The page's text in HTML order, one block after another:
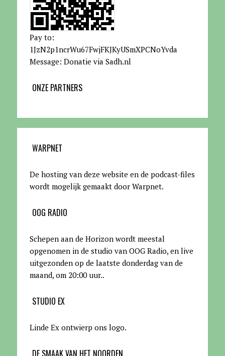
Pay to:
1JzN2p1ncrWu67FwjFKJKyUSmXPCNoYvda
Message: Donatie via Sadh.nl
ONZE PARTNERS
WARPNET
De hosting van deze website en de podcast-files
wordt mogelijk gemaakt door Warpnet.
OOG RADIO
Schepen aan de Horizon wordt meestal
opgenomen in de studio van OOG Radio, en live
uitgezonden op de laatste donderdag van de
maand, om 20:00 uur..
STUDIO EX
Linde Ex ontwierp ons logo.